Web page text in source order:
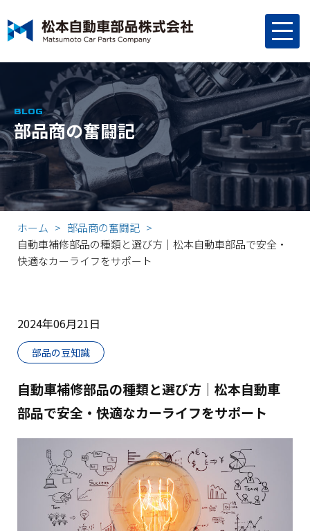
BLOG
部品商の奮闘記
ホーム
部品商の奮闘記
自動車補修部品の種類と選び方｜松本自動車部品で安全・
快適なカーライフをサポート
2024年06月21日
部品の豆知識
自動車補修部品の種類と選び方｜松本自動車
部品で安全・快適なカーライフをサポート